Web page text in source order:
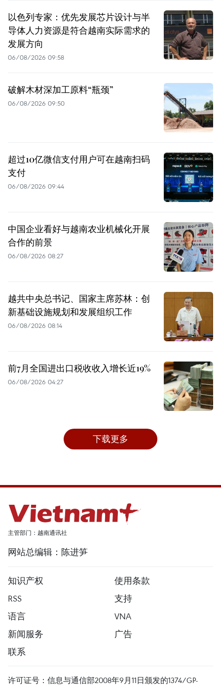
以色列专家：优先发展芯片设计与半
导体人力资源是符合越南实际需求的
发展方向
06/08/2026 09:58
破解木材深加工原料“瓶颈”
06/08/2026 09:50
超过10亿微信支付用户可在越南扫码
支付
06/08/2026 09:44
中国企业看好与越南农业机械化开展
合作的前景
06/08/2026 08:27
越共中央总书记、国家主席苏林：创
新基础设施规划和发展组织工作
06/08/2026 08:14
前7月全国进出口税收收入增长近19%
06/08/2026 04:27
下载更多
主管部门：越南通讯社
网站总编辑：陈进笋
知识产权
使用条款
RSS
支持
语言
VNA
新闻服务
广告
联系
许可证号：信息与通信部2008年9月11日颁发的1374/GP-